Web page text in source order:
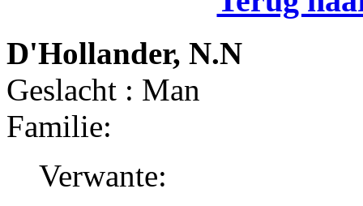
D'Hollander, N.N
Geslacht : Man
Familie:
Verwante: